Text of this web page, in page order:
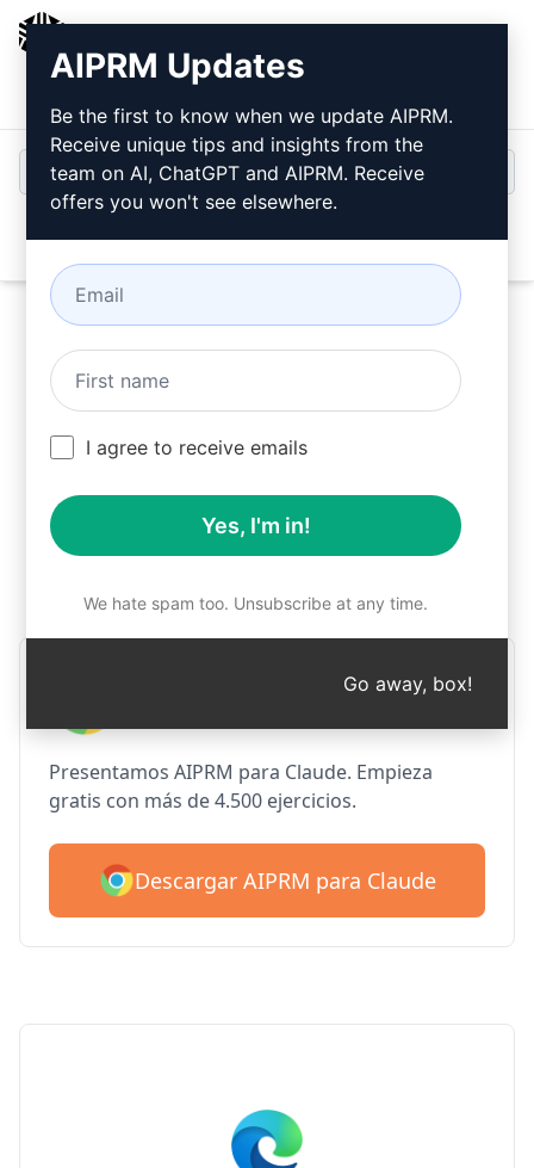
Inicio de sesión
Pruebe este
prompt de
Claudeahora
Paso 1: Descargar AIPRM
AIPRM Claude para Google
Presentamos AIPRM para Claude. Empieza
gratis con más de 4.500 ejercicios.
Descargar AIPRM para Claude
AIPRM Updates
Be the first to know when we update AIPRM.
Receive unique tips and insights from the
team on AI, ChatGPT and AIPRM. Receive
offers you won't see elsewhere.
I agree to receive emails
Yes, I'm in!
We hate spam too. Unsubscribe at any time.
Go away, box!